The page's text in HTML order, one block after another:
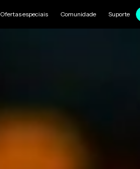
Ofertas especiais Comunidade Suporte